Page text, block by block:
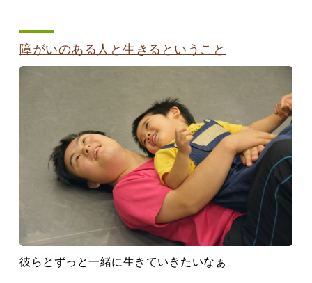
障がいのある人と生きるということ
彼らとずっと一緒に生きていきたいなぁ